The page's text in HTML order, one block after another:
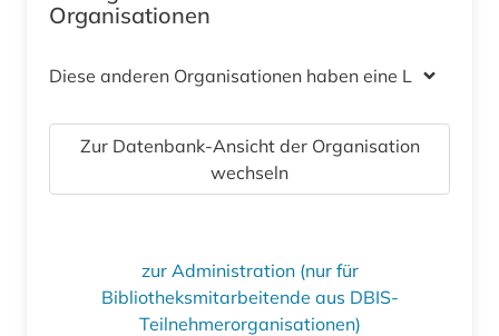
Organisationen
Diese anderen Organisationen haben eine Lizenz
Zur Datenbank-Ansicht der Organisation
wechseln
zur Administration (nur für
Bibliotheksmitarbeitende aus DBIS-
Teilnehmerorganisationen)